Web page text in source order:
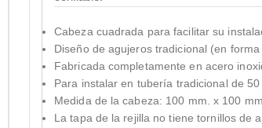
Cabeza cuadrada para facilitar su
Diseño de agujeros tradicional (en forma
Fabricada completamente en acero
Para instalar en tubería tradicional de 50
Medida de la cabeza: 100 mm. x 100 mm.
La tapa de la rejilla no tiene tornillos de